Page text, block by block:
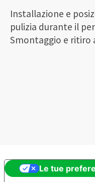
Installazione e
pulizia durante il
Smontaggio e ritiro
Le tue